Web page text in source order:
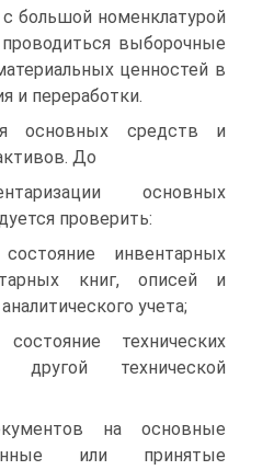
с большой номенклатурой
выборочные
ценностей в
и переработки.
основных средств и
До
основных
проверить:
инвентарных
книг, описей и
учета;
технических
другой технической
на основные
или принятые